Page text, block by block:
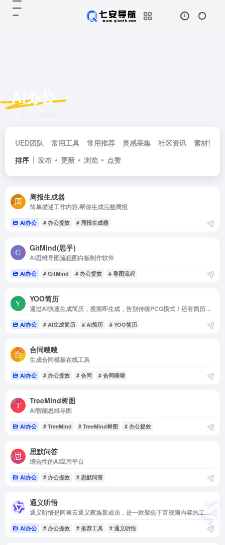
AI办公
UED团队 常用工具 常用推荐 灵感采集 社区资讯
素材资源
排序
发布 更新 浏览 点赞
周报生成器
简单描述工作内容,帮你生成完整周报
AI办公 # 办公提效 # 周报生成器
GitMind(思乎)
AI思维导图流程图白板制作软件
AI办公 # GitMind # 办公提效 # 导图流程
YOO简历
通过AI快速生成简历，搜索即生成，告别传统PCG模式！还有简历分析哦！
AI办公 # AI生成简历 # AI简历 # YOO简历
合同嗖嗖
生成合同模板在线工具
AI办公 # 办公提效 # 合同 # 合同嗖嗖
TreeMind树图
AI智能思维导图
AI办公 # TreeMind # TreeMind树图 # 办公提效
思默问答
综合性的AI应用平台
AI办公 # 办公提效 # 思默问答
通义听悟
通义听悟是阿里云通义家族新成员，是一款聚焦于音视频内容的工作学习AI助手
AI办公 # 办公提效 # 推荐工具 # 通义听悟